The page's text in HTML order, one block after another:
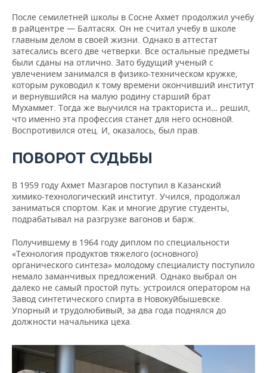
После семилетней школы в Сосне Ахмет продолжил учебу
в райцентре — Балтасях. Он не считал учебу в школе
главным делом в своей жизни. Однако в аттестат
затесались всего две четверки. Все остальные предметы
были сданы на отлично. Зато будущий ученый с
увлечением занимался в физико-техническом кружке,
которым руководил к тому времени окончивший институт
и вернувшийся на малую родину старший брат
Мухаммет. Тогда же выучился на тракториста и… решил,
что именно эта профессия станет для него основной.
Воспротивился отец. И, оказалось, был прав.
ПОВОРОТ СУДЬБЫ
В 1959 году Ахмет Мазгаров поступил в Казанский
химико-технологический институт. Учился, продолжал
заниматься спортом. Как и многие другие студенты,
подрабатывал на разгрузке вагонов и барж.
Получившему в 1964 году диплом по специальности
«Технология продуктов тяжелого (основного)
органического синтеза» молодому специалисту поступило
немало заманчивых предложений. Однако выбрал он
далеко не самый простой путь: устроился оператором на
Завод синтетического спирта в Новокуйбышевске.
Упорный и трудолюбивый, за два года поднялся до
должности начальника цеха.